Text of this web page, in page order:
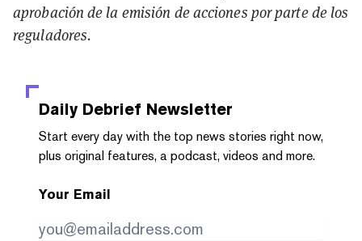
aprobación de la emisión de acciones por parte de los
reguladores.
Daily Debrief Newsletter
Start every day with the top news stories right now,
plus original features, a podcast, videos and more.
Your Email